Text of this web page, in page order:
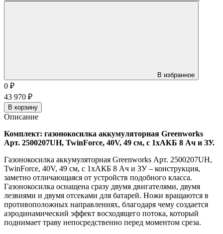
В избранное
0 ₽
43 970 ₽
В корзину
Описание
Комплект: газонокосилка аккумуляторная Greenworks
Арт. 2500207UH, TwinForce, 40V, 49 см, c 1хАКБ 8 Ач и ЗУ.
Газонокосилка аккумуляторная Greenworks Арт. 2500207UH,
TwinForce, 40V, 49 см, c 1хАКБ 8 Ач и ЗУ – конструкция,
заметно отличающаяся от устройств подобного класса.
Газонокосилка оснащена сразу двумя двигателями, двумя
лезвиями и двумя отсеками для батарей. Ножи вращаются в
противоположных направлениях, благодаря чему создается
аэродинамический эффект восходящего потока, который
поднимает траву непосредственно перед моментом среза.